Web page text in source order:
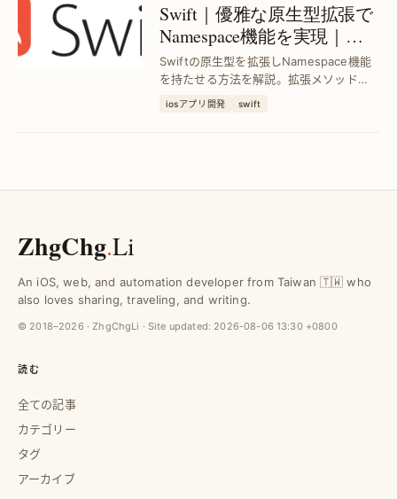
Swift｜優雅な原生型拡張で
Namespace機能を実現｜効
率的なコード管理術
Swiftの原生型を拡張しNamespace機能
を持たせる方法を解説。拡張メソッドを
自作で整理し、コードの可読性と保守性
iosアプリ開発 swift
ZhgChg.Li
An iOS, web, and automation developer from Taiwan 🇹🇼 who
also loves sharing, traveling, and writing.
© 2018–2026 · ZhgChgLi · Site updated: 2026-08-06 13:30 +0800
読む
全ての記事
カテゴリー
タグ
アーカイブ